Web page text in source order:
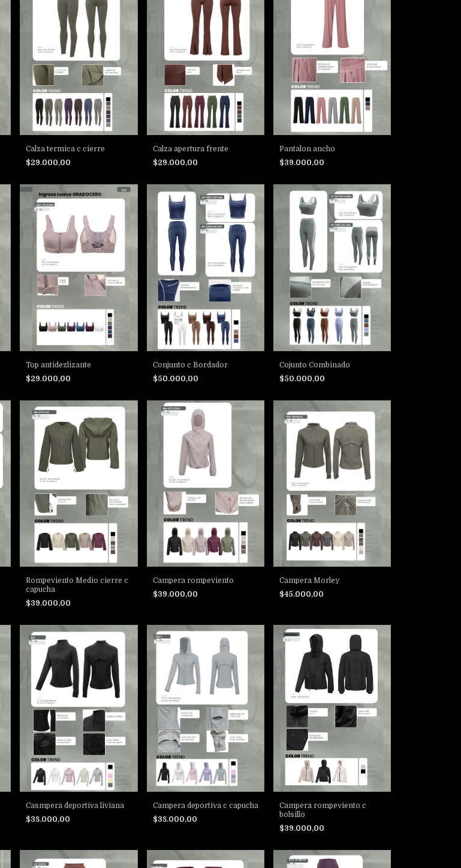
Calza termica c cierre
$29.000,00
Calza apertura frente
$29.000,00
Pantalon ancho
$39.000,00
Top antidezlizante
$29.000,00
Conjunto c Bordador
$50.000,00
Cojunto Combinado
$50.000,00
Rompeviento Medio cierre c
capucha
$39.000,00
Campera rompeviento
$39.000,00
Campera Morley
$45.000,00
Casmpera deportiva liviana
$38.000,00
Campera deportiva c capucha
$38.000,00
Campera rompeviento c
bolsillo
$39.000,00